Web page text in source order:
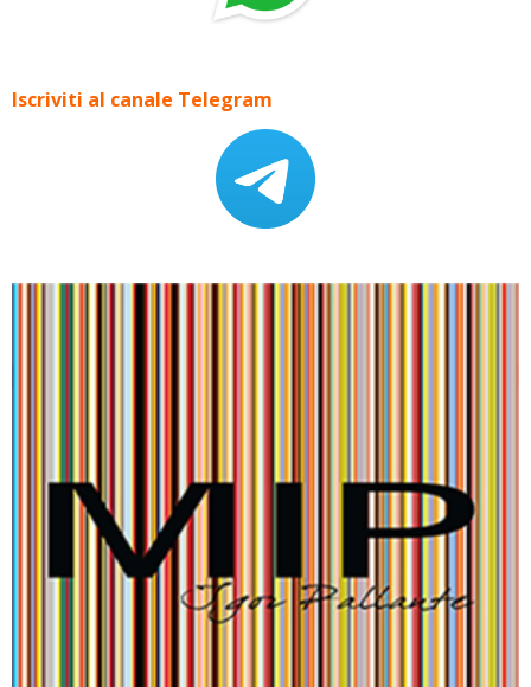
Iscriviti al canale Telegram